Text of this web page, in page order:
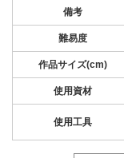
備考
難易度
作品サイズ(cm)
使用資材
使用工具